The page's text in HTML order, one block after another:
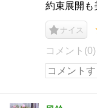
約束展開も
ナイス
コメント(0)